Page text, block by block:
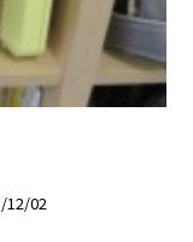
12/02